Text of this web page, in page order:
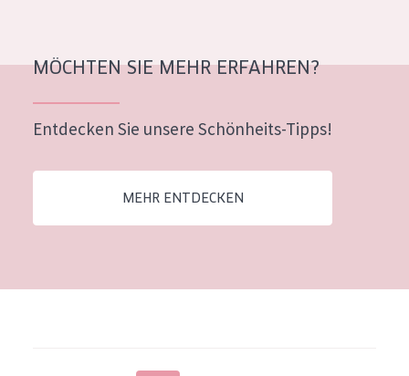
Mischhaut und fettige Haut
Reife Haut
Der Sonne ausgesetzte Haut
Jedes alter
Reife Haut
MÖCHTEN SIE MEHR ERFAHREN?
Entdecken Sie unsere Schönheits-Tipps!
MEHR ENTDECKEN